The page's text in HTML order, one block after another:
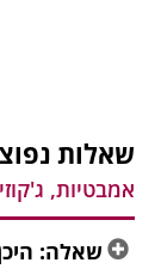
שאלות
אמבטיות,
שאלה: